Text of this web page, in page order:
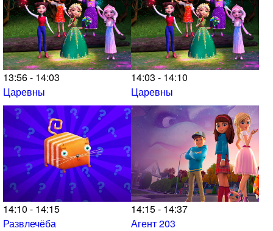
13:56 - 14:03
Царевны
14:03 - 14:10
Царевны
14:10 - 14:15
Развлечёба
14:15 - 14:37
Агент 203